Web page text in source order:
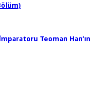
Teoman Han’ın